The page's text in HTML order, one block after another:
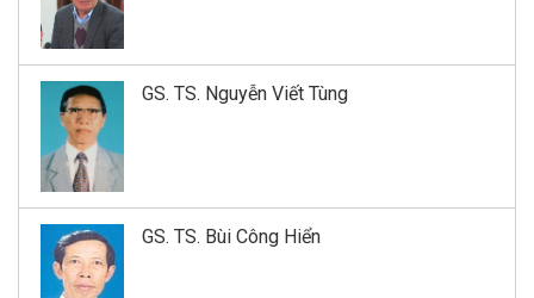
GS. TS. Nguyễn Viết Tùng
GS. TS. Bùi Công Hiển